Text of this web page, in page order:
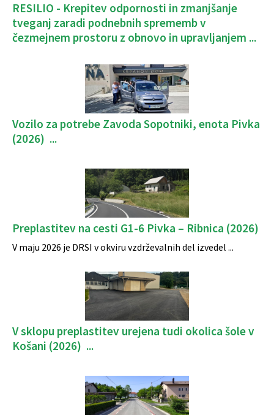
RESILIO - Krepitev odpornosti in zmanjšanje
tveganj zaradi podnebnih sprememb v
čezmejnem prostoru z obnovo in upravljanjem ...
Vozilo za potrebe Zavoda Sopotniki, enota Pivka
(2026) ...
Preplastitev na cesti G1-6 Pivka – Ribnica (2026)
V maju 2026 je DRSI v okviru vzdrževalnih del izvedel ...
V sklopu preplastitev urejena tudi okolica šole v
Košani (2026) ...